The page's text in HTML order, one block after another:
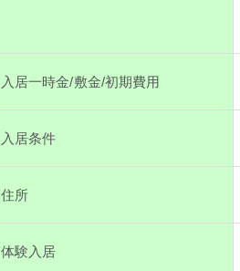
入居一時金/敷金/初期費用
入居条件
住所
体験入居